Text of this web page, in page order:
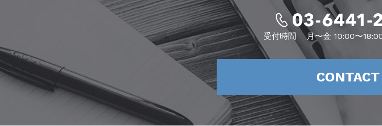
受付時間 月〜金 10:00〜
CONTACT